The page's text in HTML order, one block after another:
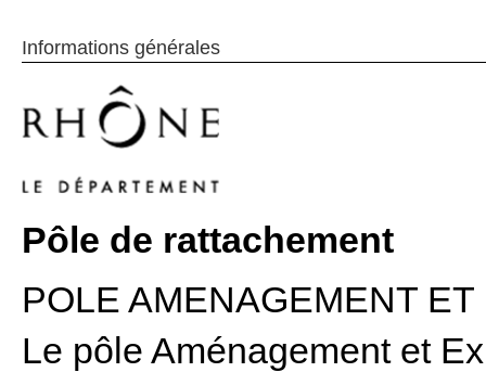
Informations générales
Pôle de rattachement
POLE AMENAGEMENT ET
Le pôle Aménagement et